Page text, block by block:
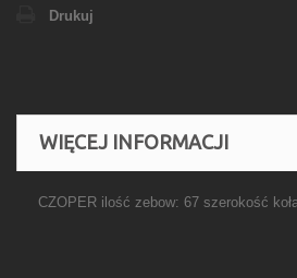
Drukuj
WIĘCEJ INFORMACJI
CZOPER ilość zebow: 67 szerokość